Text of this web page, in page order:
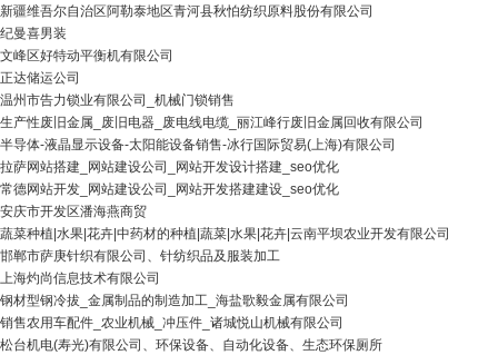
新疆维吾尔自治区阿勒泰地区青河县秋怕纺织原料股份有限公司
纪曼喜男装
文峰区好特动平衡机有限公司
正达储运公司
温州市告力锁业有限公司_机械门锁销售
生产性废旧金属_废旧电器_废电线电缆_丽江峰行废旧金属回收有限公司
半导体-液晶显示设备-太阳能设备销售-冰行国际贸易(上海)有限公司
拉萨网站搭建_网站建设公司_网站开发设计搭建_seo优化
常德网站开发_网站建设公司_网站开发搭建建设_seo优化
安庆市开发区潘海燕商贸
蔬菜种植|水果|花卉|中药材的种植|蔬菜|水果|花卉|云南平坝农业开发有限公司
邯郸市萨庚针织有限公司、针纺织品及服装加工
上海灼尚信息技术有限公司
钢材型钢冷拔_金属制品的制造加工_海盐歌毅金属有限公司
销售农用车配件_农业机械_冲压件_诸城悦山机械有限公司
松台机电(寿光)有限公司、环保设备、自动化设备、生态环保厕所